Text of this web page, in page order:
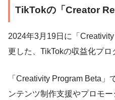
TikTokの「Creator
2024年3月19日に「
更した、TikTokの収益化プロ
「Creativity Program Beta」
ンテンツ制作支援やプロモ